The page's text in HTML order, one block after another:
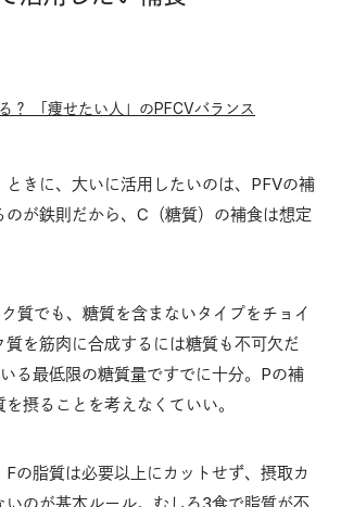
？ 「痩せたい人」のPFCVバランス
ときに、大いに活用したいのは、PFVの補
が鉄則だから、C（糖質）の補食は想定
質でも、糖質を含まないタイプをチョイ
質を筋肉に合成するには糖質も不可欠だ
る最低限の糖質量ですでに十分。Pの補
摂ることを考えなくていい。
の脂質は必要以上にカットせず、摂取カ